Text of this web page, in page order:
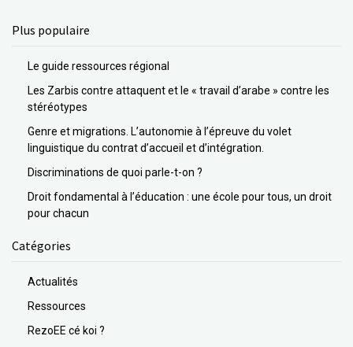
Plus populaire
Le guide ressources régional
Les Zarbis contre attaquent et le « travail d’arabe » contre les
stéréotypes
Genre et migrations. L’autonomie à l’épreuve du volet
linguistique du contrat d’accueil et d’intégration.
Discriminations de quoi parle-t-on ?
Droit fondamental à l’éducation : une école pour tous, un droit
pour chacun
Catégories
Actualités
Ressources
RezoEE cé koi ?